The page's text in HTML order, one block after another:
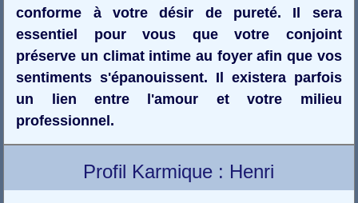
conforme à votre désir de pureté. Il sera
essentiel pour vous que votre conjoint
préserve un climat intime au foyer afin que vos
sentiments s'épanouissent. Il existera parfois
un lien entre l'amour et votre milieu
professionnel.
Profil Karmique : Henri